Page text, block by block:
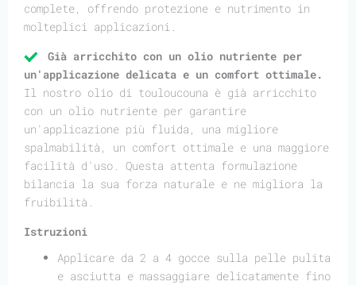
complete, offrendo protezione e nutrimento in
molteplici applicazioni.
Già arricchito con un olio nutriente per
un'applicazione delicata e un comfort ottimale.
Il nostro olio di touloucouna è già arricchito
con un olio nutriente per garantire
un'applicazione più fluida, una migliore
spalmabilità, un comfort ottimale e una maggiore
facilità d'uso. Questa attenta formulazione
bilancia la sua forza naturale e ne migliora la
fruibilità.
Istruzioni
Applicare da 2 a 4 gocce sulla pelle pulita
e asciutta e massaggiare delicatamente fino